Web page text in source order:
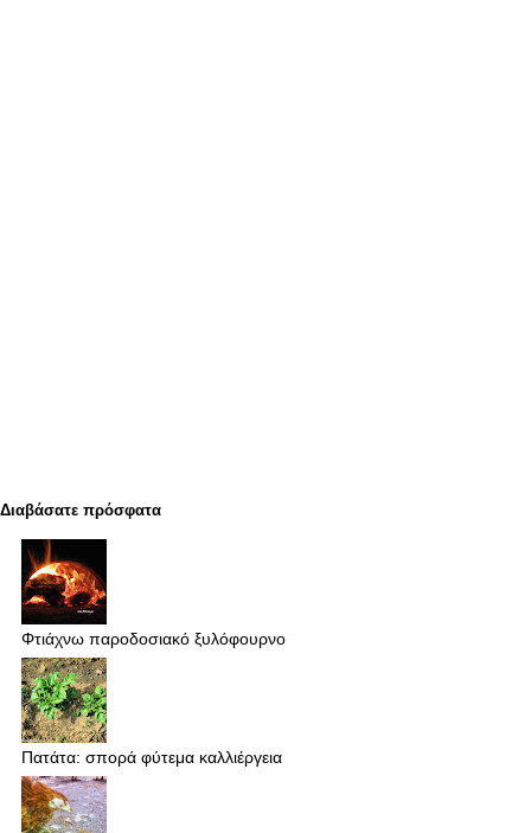
Διαβάσατε πρόσφατα
Φτιάχνω παροδοσιακό ξυλόφουρνο
Πατάτα: σπορά φύτεμα καλλιέργεια